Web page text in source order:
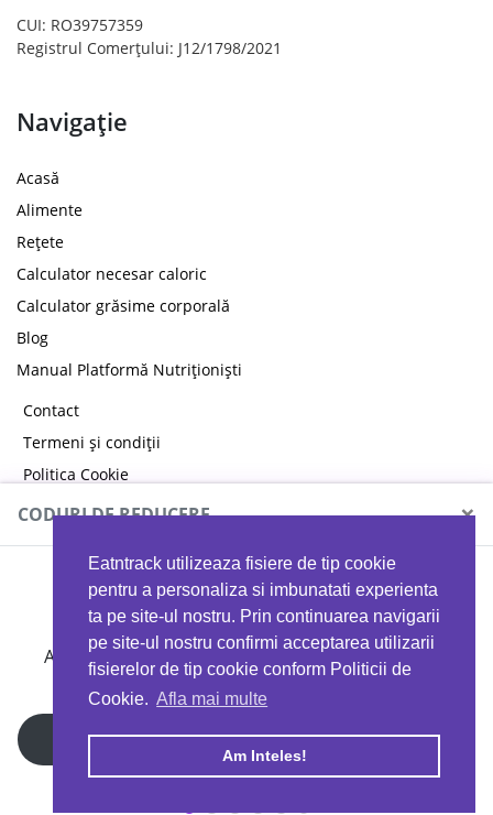
Eatntrack utilizeaza fisiere de tip cookie
pentru a personaliza si imbunatati experienta
ta pe site-ul nostru. Prin continuarea navigarii
pe site-ul nostru confirmi acceptarea utilizarii
fisierelor de tip cookie conform Politicii de
Cookie. Afla mai multe
Am Inteles!
CUI: RO39757359
Registrul Comerțului: J12/1798/2021
Navigație
Acasă
Alimente
Rețete
Calculator necesar caloric
Calculator grăsime corporală
Blog
Manual Platformă Nutriționiști
Contact
Termeni și condiții
Politica Cookie
Politica de confidențialitate
Copyright © 2026 EAT & TRACK S.R.L
CODURI DE REDUCERE ×
MYPROTEIN
Ai 40%reducere la orice comandă folosind codul
EATTRACK
Profită acum